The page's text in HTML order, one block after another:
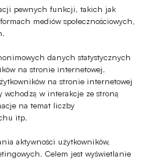
pewnych funkcji, takich jak
mediów społecznościowych,
danych statystycznych
na stronie internetowej.
na stronie internetowej
wchodzą w interakcje ze stroną
na temat liczby
itp.
aktywności użytkowników,
Celem jest wyświetlanie
oprocentowanie,
zysk
wysyp lepszych
Na poprawę oferty
beczce miodu jest
nie daje szans na